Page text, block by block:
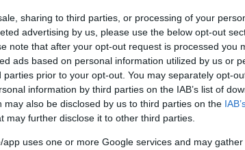
sharing to third parties, or processing of your
advertising by us, please use the below opt-out
note that after your opt-out request is processed you
ads based on personal information utilized by us or
parties prior to your opt-out. You may separately opt-
information by third parties on the IAB’s list of
may also be disclosed by us to third parties on the
may further disclose it to other third parties.
uses one or more Google services and may
Ρούμπος, Τσαμπάς, Νίκαρης,
αφού όλες οι ομάδες
Αναλυτικά τα αποτελέσματα, η